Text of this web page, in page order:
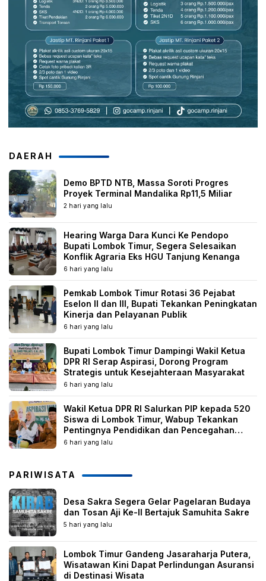
DAERAH
Demo BPTD NTB, Massa Soroti Progres
Proyek Terminal Mandalika Rp11,5 Miliar
2 hari yang lalu
Hearing Warga Dara Kunci Ke Pendopo
Bupati Lombok Timur, Segera Selesaikan
Konflik Agraria Eks HGU Tanjung Kenanga
6 hari yang lalu
Pemkab Lombok Timur Rotasi 36 Pejabat
Eselon II dan III, Bupati Tekankan Peningkatan
Kinerja dan Pelayanan Publik
6 hari yang lalu
Bupati Lombok Timur Dampingi Wakil Ketua
DPR RI Serap Aspirasi, Dorong Program
Strategis untuk Kesejahteraan Masyarakat
6 hari yang lalu
Wakil Ketua DPR RI Salurkan PIP kepada 520
Siswa di Lombok Timur, Wabup Tekankan
Pentingnya Pendidikan dan Pencegahan
Perkawinan Anak
6 hari yang lalu
PARIWISATA
Desa Sakra Segera Gelar Pagelaran Budaya
dan Tosan Aji Ke-II Bertajuk Samuhita Sakre
5 hari yang lalu
Lombok Timur Gandeng Jasaraharja Putera,
Wisatawan Kini Dapat Perlindungan Asuransi
di Destinasi Wisata